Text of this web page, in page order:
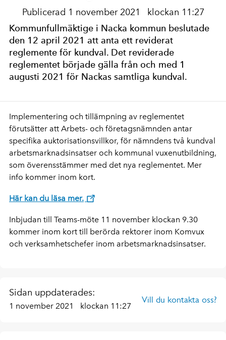
Publicerad 1 november 2021 klockan 11:27
Kommunfullmäktige i Nacka kommun beslutade
den 12 april 2021 att anta ett reviderat
reglemente för kundval. Det reviderade
reglementet började gälla från och med 1
augusti 2021 för Nackas samtliga kundval.
Implementering och tillämpning av reglementet
förutsätter att Arbets- och företagsnämnden antar
specifika auktorisationsvillkor, för nämndens två kundval
arbetsmarknadsinsatser och kommunal vuxenutbildning,
som överensstämmer med det nya reglementet. Mer
info kommer inom kort.
Här kan du läsa mer.
Inbjudan till Teams-möte 11 november klockan 9.30
kommer inom kort till berörda rektorer inom Komvux
och verksamhetschefer inom arbetsmarknadsinsatser.
Sidan uppdaterades:
1 november 2021 klockan 11:27
Vill du kontakta oss?